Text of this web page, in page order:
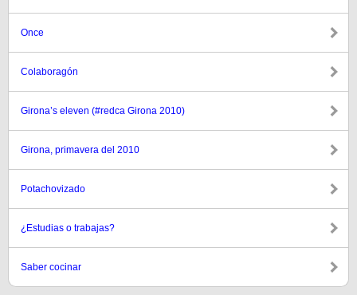
Once
Colaboragón
Girona’s eleven (#redca Girona 2010)
Girona, primavera del 2010
Potachovizado
¿Estudias o trabajas?
Saber cocinar